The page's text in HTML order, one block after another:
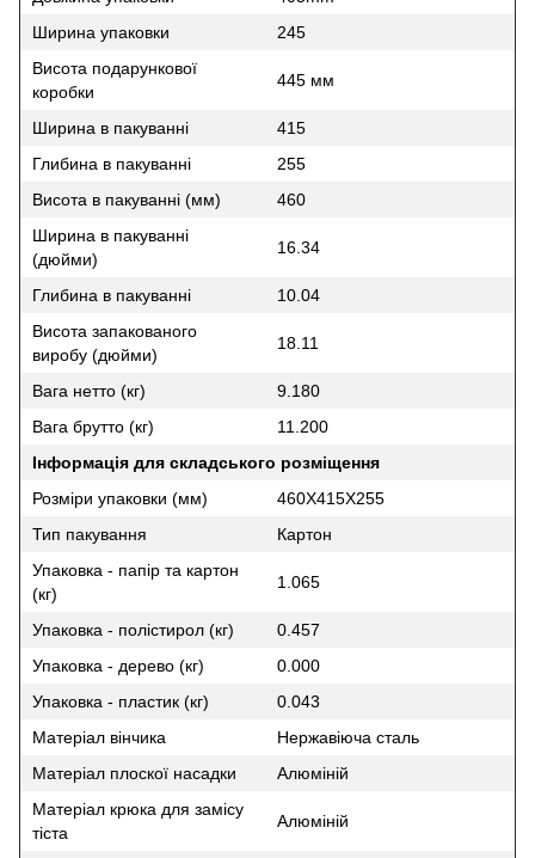
Ширина упаковки
245
Висота подарункової
коробки
445 мм
Ширина в пакуванні
415
Глибина в пакуванні
255
Висота в пакуванні (мм)
460
Ширина в пакуванні
(дюйми)
16.34
Глибина в пакуванні
10.04
Висота запакованого
виробу (дюйми)
18.11
Вага нетто (кг)
9.180
Вага брутто (кг)
11.200
Інформація для складського розміщення
Розміри упаковки (мм)
460X415X255
Тип пакування
Картон
Упаковка - папір та картон
(кг)
1.065
Упаковка - полістирол (кг)
0.457
Упаковка - дерево (кг)
0.000
Упаковка - пластик (кг)
0.043
Матеріал вінчика
Нержавіюча сталь
Матеріал плоскої насадки
Алюміній
Матеріал крюка для замісу
тіста
Алюміній